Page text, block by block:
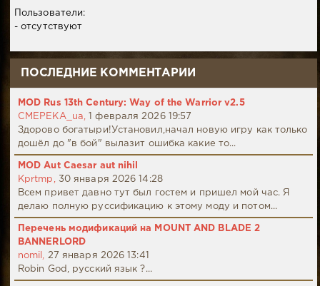
Пользователи:
- отсутствуют
ПОСЛЕДНИЕ КОММЕНТАРИИ
MOD Rus 13th Century: Way of the Warrior v2.5
CMEPEKA_ua,
1 февраля 2026 19:57
Здорово богатыри!Установил,начал новую игру как только
дошёл до "в бой" вылазит ошибка какие то...
MOD Aut Caesar aut nihil
Kprtmp,
30 января 2026 14:28
Всем привет давно тут был гостем и пришел мой час. Я
делаю полную руссификацию к этому моду и потом...
Перечень модификаций на MOUNT AND BLADE 2
BANNERLORD
nomil,
27 января 2026 13:41
Robin God, русский язык ?...